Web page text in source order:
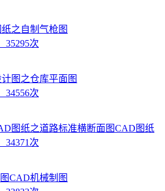
之自制气枪图
35295次
图之仓库平面图
34556次
图纸之道路标准横断面图CAD图纸
34371次
CAD机械制图